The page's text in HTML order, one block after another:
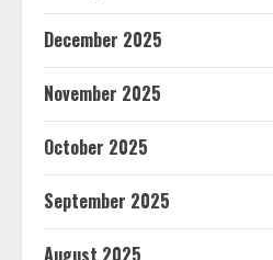
December 2025
November 2025
October 2025
September 2025
August 2025